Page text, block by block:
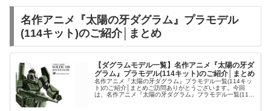
名作アニメ『太陽の牙ダグラム』プラモデル
(114キット)のご紹介│まとめ
【ダグラムモデル一覧】名作アニメ『太陽の牙ダ
グラム』プラモデル(114キット)のご紹介│まとめ
名作アニメ『太陽の牙ダグラム』プラモデル一覧(114キッ
ト)のご紹介│まとめご訪問ありがとうございます。今回
は、名作アニメ『太陽の牙ダグラム』プラモデル一覧(114